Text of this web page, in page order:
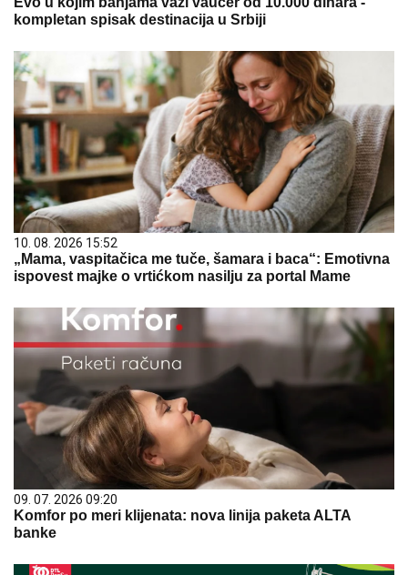
kompletan spisak destinacija u Srbiji
10. 08. 2026 15:52
„Mama, vaspitačica me tuče, šamara i baca“: Emotivna
ispovest majke o vrtićkom nasilju za portal Mame
09. 07. 2026 09:20
Komfor po meri klijenata: nova linija paketa ALTA
banke